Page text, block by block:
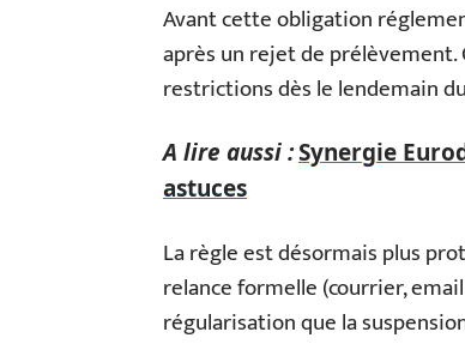
Avant cette obligation
après un rejet de
restrictions dès le lendemain
A lire aussi :Synergie
astuces
La règle est désormais plus
relance formelle (courrier,
régularisation que la